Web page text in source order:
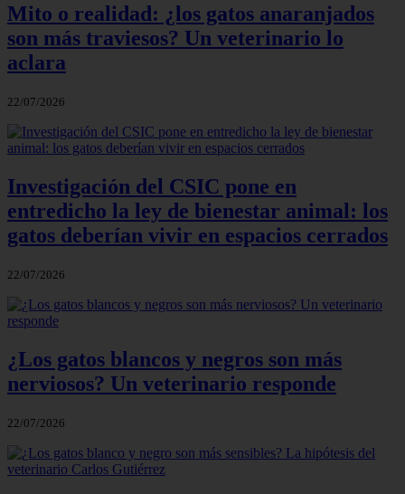
Mito o realidad: ¿los gatos anaranjados
son más traviesos? Un veterinario lo
aclara
22/07/2026
Investigación del CSIC pone en
entredicho la ley de bienestar animal: los
gatos deberían vivir en espacios cerrados
22/07/2026
¿Los gatos blancos y negros son más
nerviosos? Un veterinario responde
22/07/2026